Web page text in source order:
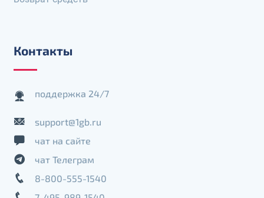
Контакты
поддержка 24/7
support@1gb.ru
чат на сайте
чат Телеграм
8-800-555-1540